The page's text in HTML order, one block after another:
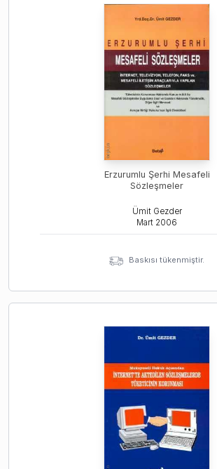
Erzurumlu Şerhi Mesafeli
Sözleşmeler
Ümit Gezder
Mart 2006
Baskısı tükenmiştir.